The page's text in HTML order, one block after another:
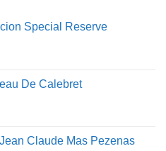
thường được gọi là 'chắp vá'
nhau mọc cùng nhau. Hầu
từ Languedoc Roussillon có
hướng đến trái cây .
Special Reserve
De Calebret
Claude Mas Pezenas